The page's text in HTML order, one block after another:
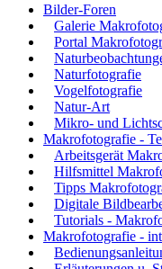
Bilder-Foren
Galerie
Portal
Naturfotografie
Vogelfotografie
Natur-Art
Mikro- und
Makrofotografie -
Arbeitsgerät
Hilfsmittel
Tipps
Digitale
Tutorials -
Makrofotografie -